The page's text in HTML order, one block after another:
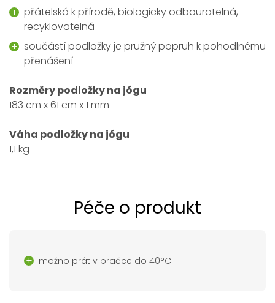
přátelská k přírodě, biologicky odbouratelná,
recyklovatelná
součástí podložky je pružný popruh k pohodlnému
přenášení
Rozměry podložky na jógu
183 cm x 61 cm x 1 mm
Váha podložky na jógu
1,1 kg
Péče o produkt
možno prát v pračce do 40°C